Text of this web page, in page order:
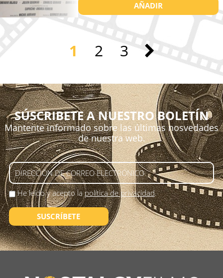
AÑADIR
1 2 3
SÚSCRIBETE A NUESTRO BOLETÍN
Mantente informado sobre las últimas nosvedades
de nuestra web.
He leído y acepto lapolítica de privacidad.
SUSCRÍBETE